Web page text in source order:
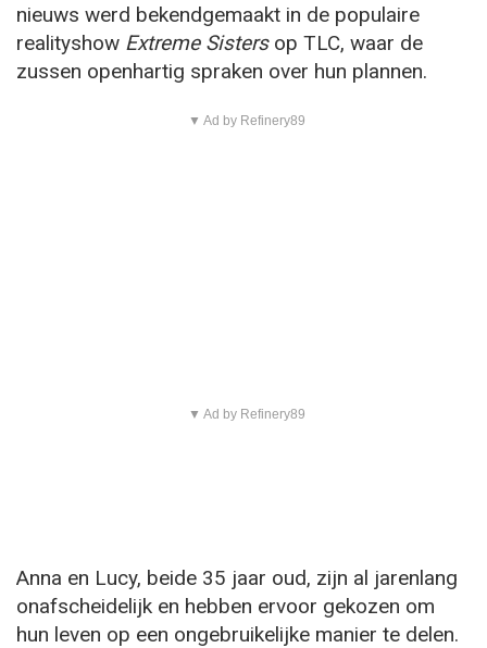
nieuws werd bekendgemaakt in de populaire
realityshow Extreme Sistersop TLC, waar de
zussen openhartig spraken over hun plannen.
▼ Ad by Refinery89
▼ Ad by Refinery89
Anna en Lucy, beide 35 jaar oud, zijn al jarenlang
onafscheidelijk en hebben ervoor gekozen om
hun leven op een ongebruikelijke manier te delen.